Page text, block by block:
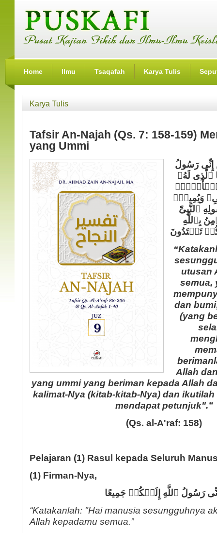
Home Ilmu Tsaqafah Karya Tulis
Karya Tulis
Tafsir An-Najah (Qs. 7: 158-159)
yang Ummi
رَسُولُ
ٱلَّذِی لَهُۥ
وَیُمِیتُۖ
ٱلنَّبِیِّ
بِٱللَّهِ
تَهۡتَدُونَ
utusan
semua,
dan
(yang
Allah
yang ummi yang beriman kepada Allah
kalimat-Nya (kitab-kitab-Nya) dan
mendapat petunjuk".”
(Qs. al-A'raf: 158)
Pelajaran (1) Rasul kepada Seluruh
(1) Firman-Nya,
رَسُولُ ٱللَّهِ إِلَیۡكُمۡ جَمِیعًا
“Katakanlah: "Hai manusia sesungguhnya
Allah kepadamu semua.”
Jilbab Menurut Syari'at
Islam (Meluruskan
Pandangan Prof. DR.
Quraish)
Lihat isinya
Halal dan Haram Dalam Pernikahan
(Edisi I)